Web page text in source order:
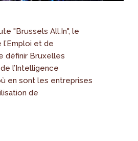
"Brussels All.In", le
et de
définir Bruxelles
l’Intelligence
en sont les entreprises
de